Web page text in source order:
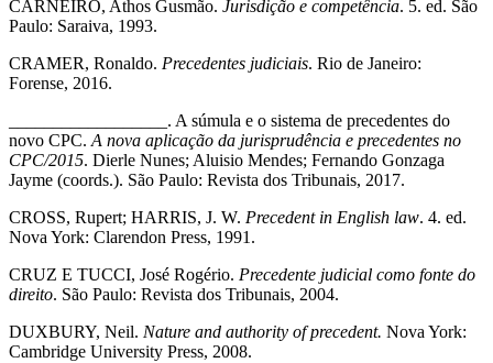
CARNEIRO, Athos Gusmão. Jurisdição e competência. 5. ed. São
Paulo: Saraiva, 1993.
CRAMER, Ronaldo. Precedentes judiciais. Rio de Janeiro:
Forense, 2016.
__________________. A súmula e o sistema de precedentes do
novo CPC. A nova aplicação da jurisprudência e precedentes no
CPC/2015. Dierle Nunes; Aluisio Mendes; Fernando Gonzaga
Jayme (coords.). São Paulo: Revista dos Tribunais, 2017.
CROSS, Rupert; HARRIS, J. W. Precedent in English law. 4. ed.
Nova York: Clarendon Press, 1991.
CRUZ E TUCCI, José Rogério. Precedente judicial como fonte do
direito. São Paulo: Revista dos Tribunais, 2004.
DUXBURY, Neil. Nature and authority of precedent. Nova York:
Cambridge University Press, 2008.